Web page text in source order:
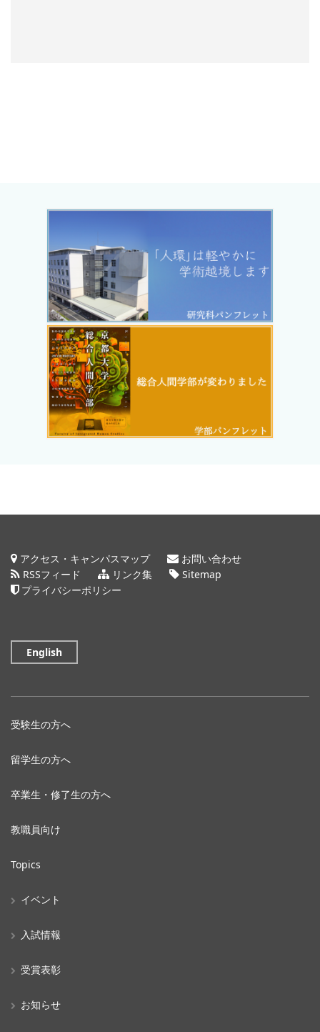
アクセス・キャンパスマップ
お問い合わせ
RSSフィード
リンク集
Sitemap
プライバシーポリシー
English
受験生の方へ
留学生の方へ
卒業生・修了生の方へ
教職員向け
Topics
イベント
入試情報
受賞表彰
お知らせ